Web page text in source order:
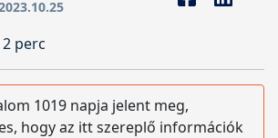
2 perc
1019 napja jelent meg,
hogy az itt szereplő információk